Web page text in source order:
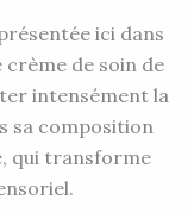
ici dans
de soin de
intensément la
sa composition
qui transforme